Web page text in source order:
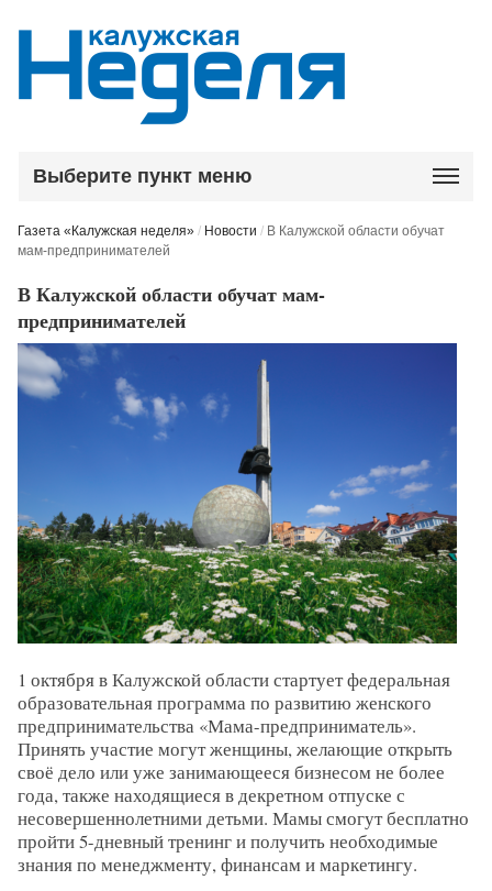
Выберите пункт меню
Газета «Калужская неделя» / Новости / В Калужской области обучат
мам-предпринимателей
В Калужской области обучат мам-
предпринимателей
1 октября в Калужской области стартует федеральная
образовательная программа по развитию женского
предпринимательства «Мама-предприниматель».
Принять участие могут женщины, желающие открыть
своё дело или уже занимающееся бизнесом не более
года, также находящиеся в декретном отпуске с
несовершеннолетними детьми. Мамы смогут бесплатно
пройти 5-дневный тренинг и получить необходимые
знания по менеджменту, финансам и маркетингу.